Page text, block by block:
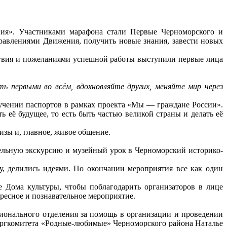
Участниками марафона стали Первые Черноморского и
Движения, получить новые знания, завести новых
и пожеланиями успешной работы выступили первые лица
во всём, вдохновляйте других, меняйте мир через
паспортов в рамках проекта «Мы — граждане России».
её будущее, то есть быть частью великой страны и делать её
и, главное, живое общение.
экскурсию и музейный урок в Черноморский историко-
делились идеями. По окончании мероприятия все как один
культуры, чтобы поблагодарить организаторов в лице
и познавательное мероприятие.
отделения за помощь в организации и проведении
«Родные-любимые» Черноморского района Наталье